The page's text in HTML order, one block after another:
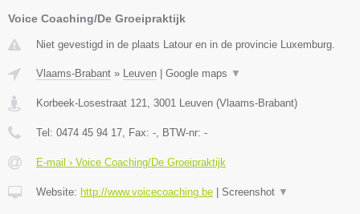
Voice Coaching/De Groeipraktijk
Niet gevestigd in de plaats Latour en in de provincie Luxemburg.
Vlaams-Brabant » Leuven Google maps ▼
Korbeek-Losestraat 121, 3001 Leuven (Vlaams-Brabant)
Tel: 0474 45 94 17, Fax: -, BTW-nr: -
E-mail › Voice Coaching/De Groeipraktijk
Website: http://www.voicecoaching.be Screenshot ▼